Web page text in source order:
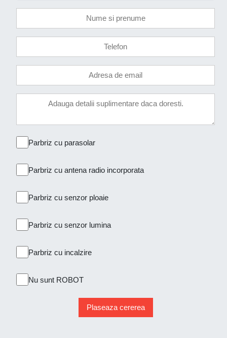
Parbriz cu parasolar
Parbriz cu antena radio incorporata
Parbriz cu senzor ploaie
Parbriz cu senzor lumina
Parbriz cu incalzire
Nu sunt ROBOT
Plaseaza cererea